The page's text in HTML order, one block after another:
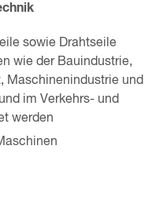
sowie Drahtseile
wie der Bauindustrie,
Maschinenindustrie und
im Verkehrs- und
werden